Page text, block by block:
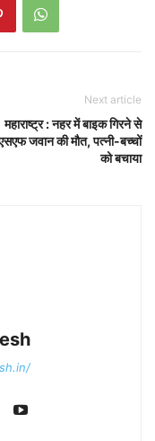
Next article
महाराष्ट्र : नहर में बाइक गिरने से
जवान की मौत, पत्नी-बच्चों
को बचाया